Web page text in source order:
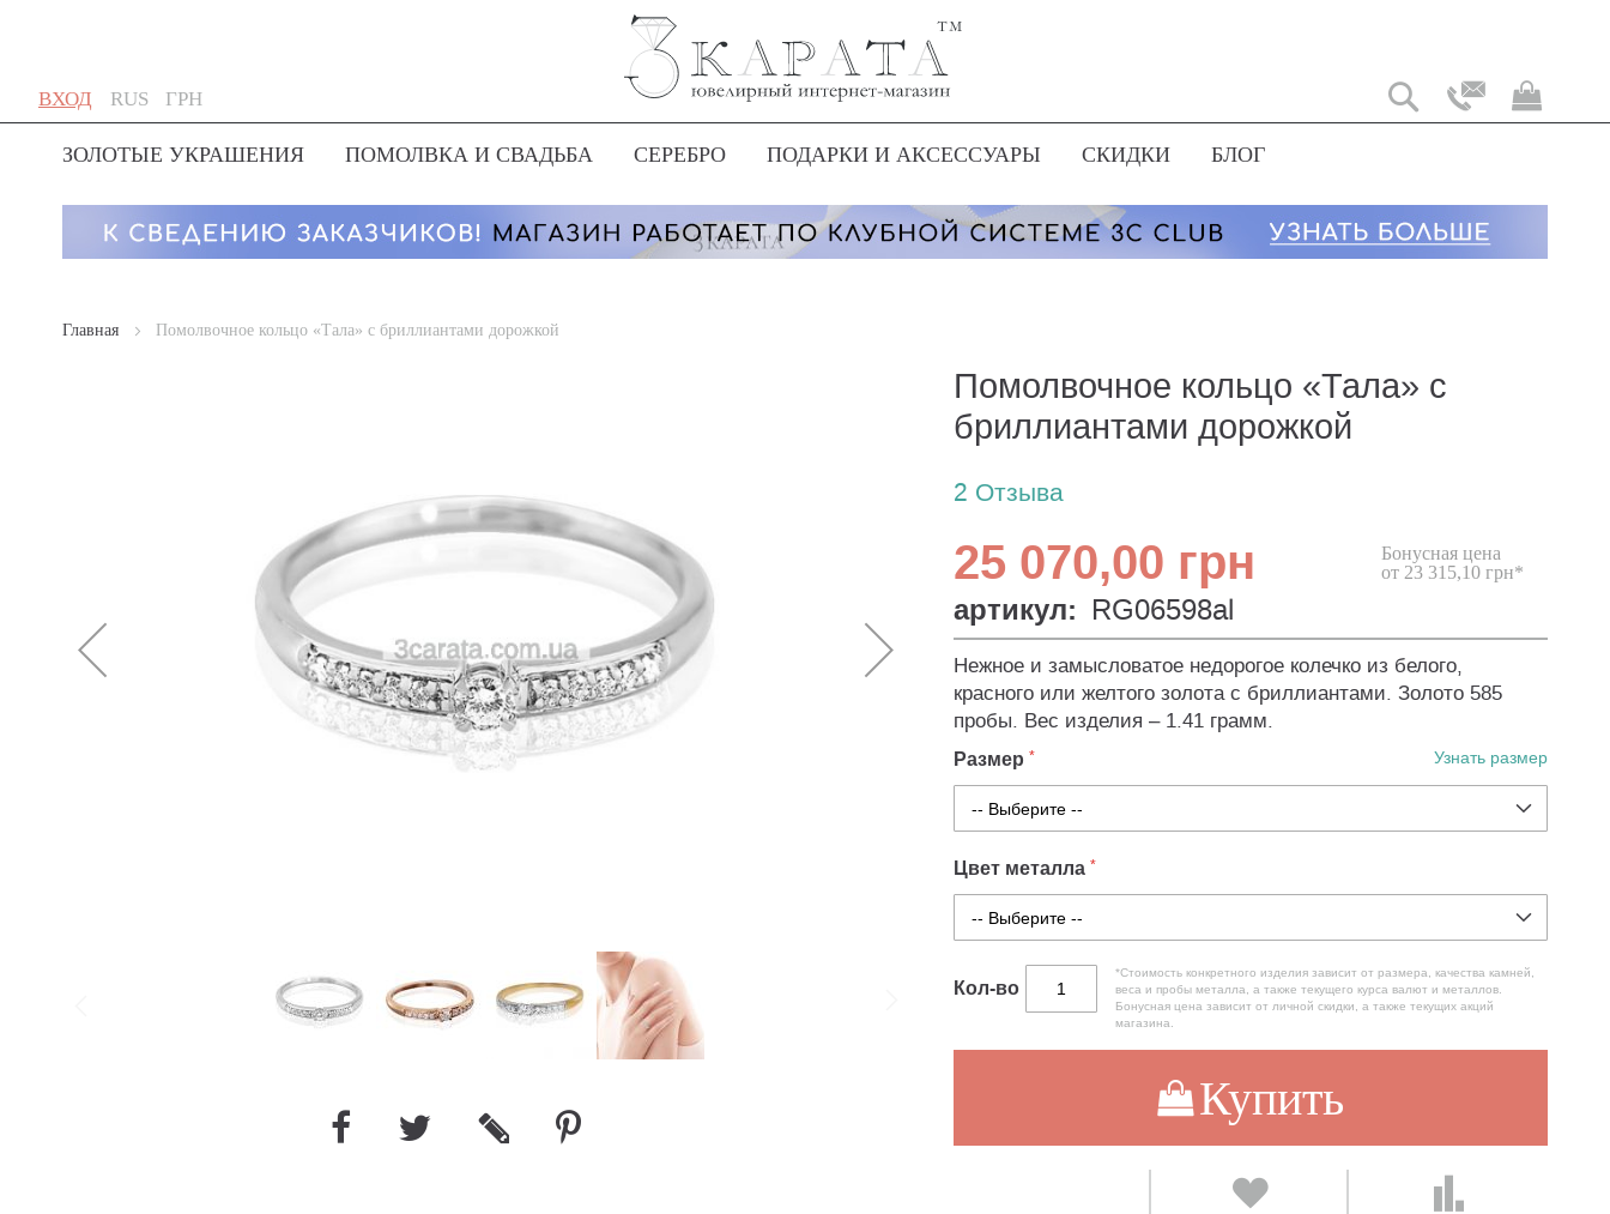
ВХОД
Skip
to
Content
Язык
RUS
Моя
Валюта
ГРН
ЗОЛОТЫЕ УКРАШЕНИЯ ПОМОЛВКА И СВАДЬБА СЕРЕБРО ПОДАРКИ И АКСЕССУАРЫ СКИДКИ БЛОГ
Главная Помолвочное кольцо «Тала» с бриллиантами дорожкой
Помолвочное кольцо «Тала» с
бриллиантами дорожкой
2 Отзыва
25 070,00 грн
Бонусная цена
от 23 315,10 грн*
артикул: RG06598al
Нежное и замысловатое недорогое колечко из белого,
красного или желтого золота с бриллиантами. Золото 585
пробы. Вес изделия – 1.41 грамм.
Размер Узнать размер
Цвет металла
Кол-во
*Стоимость конкретного изделия зависит от размера, качества камней,
веса и пробы металла, а также текущего курса валют и металлов.
Бонусная цена зависит от личной скидки, а также текущих акций
магазина.
Купить